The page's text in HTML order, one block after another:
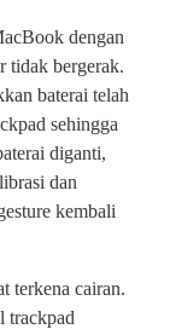
dengan
tidak bergerak.
baterai telah
sehingga
diganti,
dan
kembali
terkena cairan.
trackpad